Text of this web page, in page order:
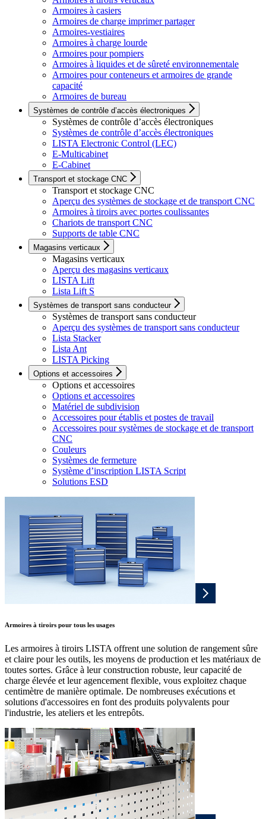
Armoires à casiers
Armoires de charge imprimer partager
Armoires-vestiaires
Armoires à charge lourde
Armoires pour pompiers
Armoires à liquides et de sûreté environnementale
Armoires pour conteneurs et armoires de grande
capacité
Armoires de bureau
Systèmes de contrôle d’accès électroniques
Systèmes de contrôle d’accès électroniques
Systèmes de contrôle d’accès électroniques
LISTA Electronic Control (LEC)
E-Multicabinet
E-Cabinet
Transport et stockage CNC
Transport et stockage CNC
Aperçu des systèmes de stockage et de transport CNC
Armoires à tiroirs avec portes coulissantes
Chariots de transport CNC
Supports de table CNC
Magasins verticaux
Magasins verticaux
Aperçu des magasins verticaux
LISTA Lift
Lista Lift S
Systèmes de transport sans conducteur
Systèmes de transport sans conducteur
Aperçu des systèmes de transport sans conducteur
Lista Stacker
Lista Ant
LISTA Picking
Options et accessoires
Options et accessoires
Options et accessoires
Matériel de subdivision
Accessoires pour établis et postes de travail
Accessoires pour systèmes de stockage et de transport
CNC
Couleurs
Systèmes de fermeture
Système d’inscription LISTA Script
Solutions ESD
Armoires à tiroirs pour tous les usages
Les armoires à tiroirs LISTA offrent une solution de rangement sûre
et claire pour les outils, les moyens de production et les matériaux de
toutes sortes. Grâce à leur construction robuste, leur capacité de
charge élevée et leur agencement flexible, vous exploitez chaque
centimètre de manière optimale. De nombreuses exécutions et
solutions d'accessoires en font des produits polyvalents pour
l'industrie, les ateliers et les entrepôts.